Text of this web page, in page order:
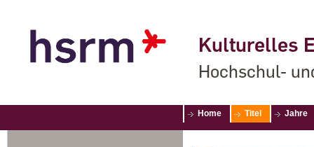
Kulturelles
Hochschul-
Home Titel Jahre